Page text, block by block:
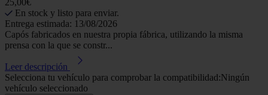
25,00€
En stock y listo para enviar.
Entrega estimada: 13/08/2026
Capós fabricados en nuestra propia fábrica, utilizando la misma
prensa con la que se constr...
Leer descripción
Selecciona tu vehículo para comprobar la compatibilidad:Ningún
vehículo seleccionado